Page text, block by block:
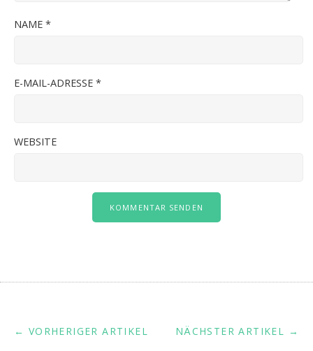
NAME *
E-MAIL-ADRESSE *
WEBSITE
NÄCHSTER ARTIKEL →
← VORHERIGER ARTIKEL